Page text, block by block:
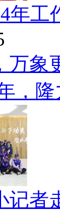
年工
万象
，
记者